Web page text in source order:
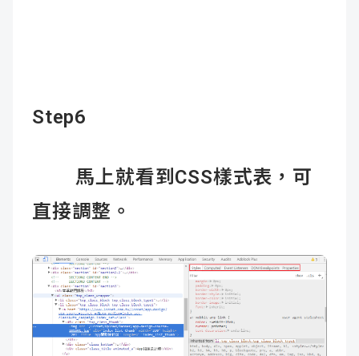
Step6
馬上就看到CSS樣式表，可
直接調整。